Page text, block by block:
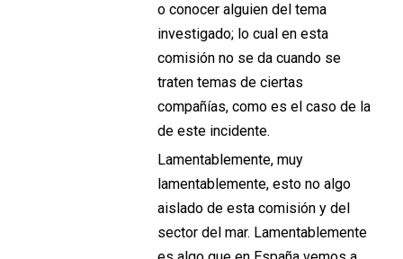
o conocer alguien del tema
investigado; lo cual en esta
comisión no se da cuando se
traten temas de ciertas
compañías, como es el caso de la
de este incidente.
Lamentablemente, muy
lamentablemente, esto no algo
aislado de esta comisión y del
sector del mar. Lamentablemente